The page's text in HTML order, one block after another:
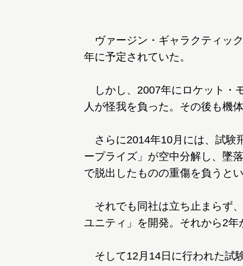
ヴァージン・ギャラクティッ
年に予定されていた。
しかし、2007年にロケット・
人が怪我を負った。その後も機
さらに2014年10月には、試験
ープライズ」が空中分解し、墜
で脱出したものの重傷を負うと
それでも同社は立ち止まらず
ユニティ」を開発。それから2年
そして12月14日に行われた試